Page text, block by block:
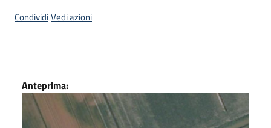
cartografico
CondividiVedi azioni
Dati
Anteprima: